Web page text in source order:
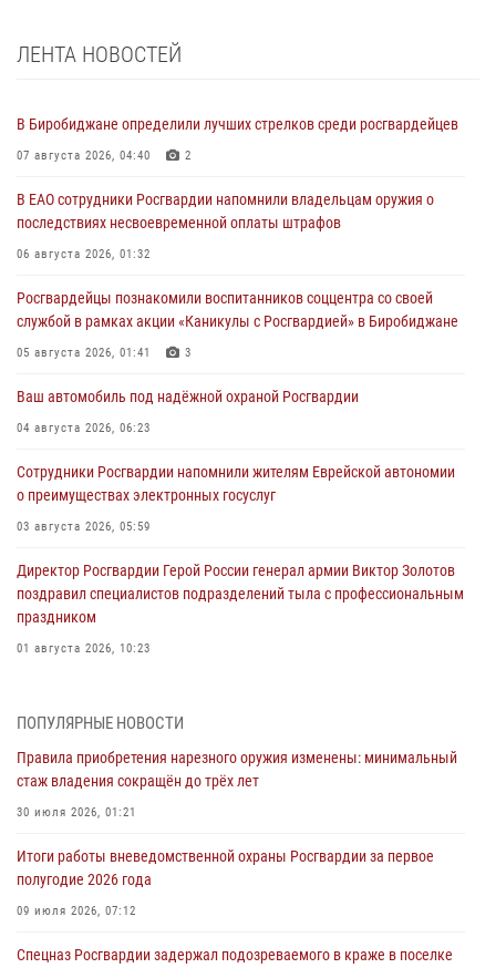
ЛЕНТА НОВОСТЕЙ
В Биробиджане определили лучших стрелков среди росгвардейцев
07 августа 2026, 04:40 2
В ЕАО сотрудники Росгвардии напомнили владельцам оружия о
последствиях несвоевременной оплаты штрафов
06 августа 2026, 01:32
Росгвардейцы познакомили воспитанников соццентра со своей
службой в рамках акции «Каникулы с Росгвардией» в Биробиджане
05 августа 2026, 01:41 3
Ваш автомобиль под надёжной охраной Росгвардии
04 августа 2026, 06:23
Сотрудники Росгвардии напомнили жителям Еврейской автономии
о преимуществах электронных госуслуг
03 августа 2026, 05:59
Директор Росгвардии Герой России генерал армии Виктор Золотов
поздравил специалистов подразделений тыла с профессиональным
праздником
01 августа 2026, 10:23
Российской Федерации
В Росгвардии вспоминают российских воинов, погибших в Первой
мировой войне 1914-1918 годов
Внесены изменения в правила проведения контрольного отстрела
гражданского оружия
ПОПУЛЯРНЫЕ НОВОСТИ
Правила приобретения нарезного оружия изменены: минимальный
стаж владения сокращён до трёх лет
30 июля 2026, 01:21
Итоги работы вневедомственной охраны Росгвардии за первое
полугодие 2026 года
09 июля 2026, 07:12
Спецназ Росгвардии задержал подозреваемого в краже в поселке